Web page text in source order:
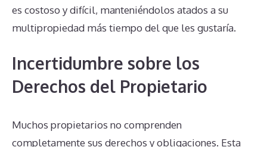
es costoso y difícil, manteniéndolos atados a su
multipropiedad más tiempo del que les gustaría.
Incertidumbre sobre los
Derechos del Propietario
Muchos propietarios no comprenden
completamente sus derechos y obligaciones. Esta